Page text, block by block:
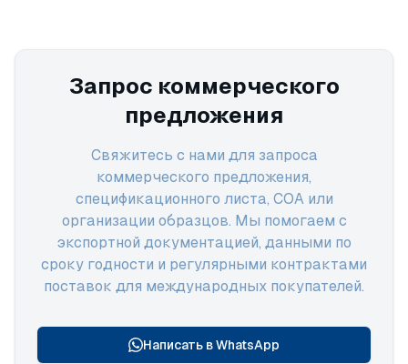
Запрос коммерческого
предложения
Свяжитесь с нами для запроса
коммерческого предложения,
спецификационного листа, COA или
организации образцов. Мы помогаем с
экспортной документацией, данными по
сроку годности и регулярными контрактами
поставок для международных покупателей.
Написать в WhatsApp